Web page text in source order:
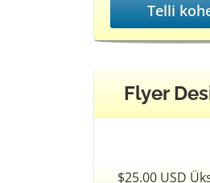
Telli
Flyer
$25.00 USD